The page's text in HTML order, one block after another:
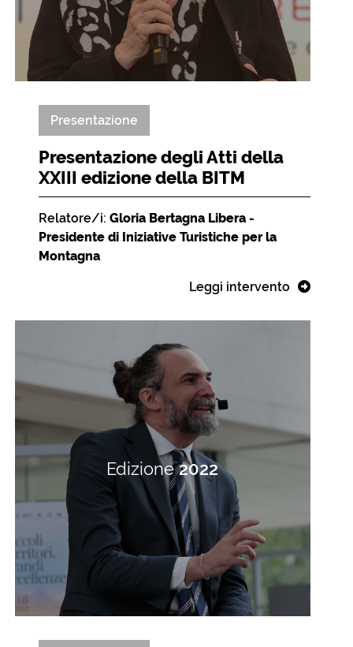
Presentazione
Presentazione degli Atti della
XXIII edizione della BITM
Relatore/i: Gloria Bertagna Libera -
Presidente di Iniziative Turistiche per la
Montagna
Leggi intervento
Edizione2022